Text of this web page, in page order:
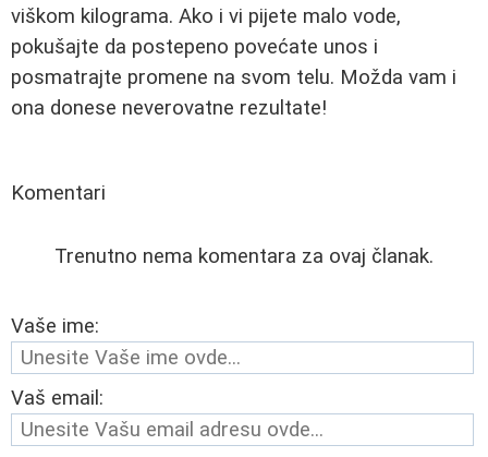
viškom kilograma. Ako i vi pijete malo vode,
pokušajte da postepeno povećate unos i
posmatrajte promene na svom telu. Možda vam i
ona donese neverovatne rezultate!
Komentari
Trenutno nema komentara za ovaj članak.
Vaše ime:
Vaš email: